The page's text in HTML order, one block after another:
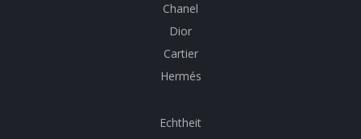
Chanel
Dior
Cartier
Hermés
Echtheit